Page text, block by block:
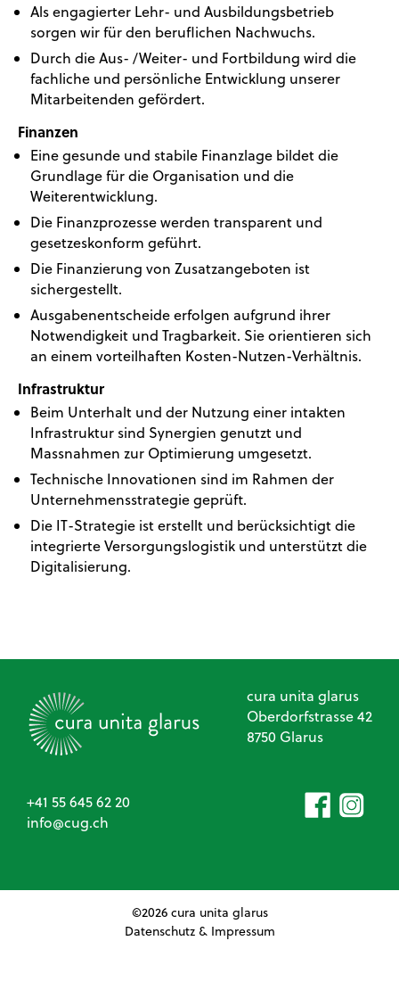
Als engagierter Lehr- und Ausbildungsbetrieb
sorgen wir für den beruflichen Nachwuchs.
Durch die Aus- /Weiter- und Fortbildung wird die
fachliche und persönliche Entwicklung unserer
Mitarbeitenden gefördert.
Finanzen
Eine gesunde und stabile Finanzlage bildet die
Grundlage für die Organisation und die
Weiterentwicklung.
Die Finanzprozesse werden transparent und
gesetzeskonform geführt.
Die Finanzierung von Zusatzangeboten ist
sichergestellt.
Ausgabenentscheide erfolgen aufgrund ihrer
Notwendigkeit und Tragbarkeit. Sie orientieren sich
an einem vorteilhaften Kosten-Nutzen-Verhältnis.
Infrastruktur
Beim Unterhalt und der Nutzung einer intakten
Infrastruktur sind Synergien genutzt und
Massnahmen zur Optimierung umgesetzt.
Technische Innovationen sind im Rahmen der
Unternehmensstrategie geprüft.
Die IT-Strategie ist erstellt und berücksichtigt die
integrierte Versorgungslogistik und unterstützt die
Digitalisierung.
cura unita glarus
Oberdorfstrasse 42
8750 Glarus
+41 55 645 62 20
nf
c g ch
©2026 cura unita glarus
Datenschutz& Impressum